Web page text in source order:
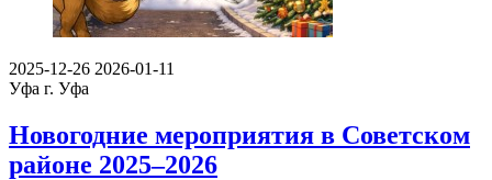
2025-12-26 2026-01-11
Уфа г. Уфа
Новогодние мероприятия в Советском
районе 2025–2026